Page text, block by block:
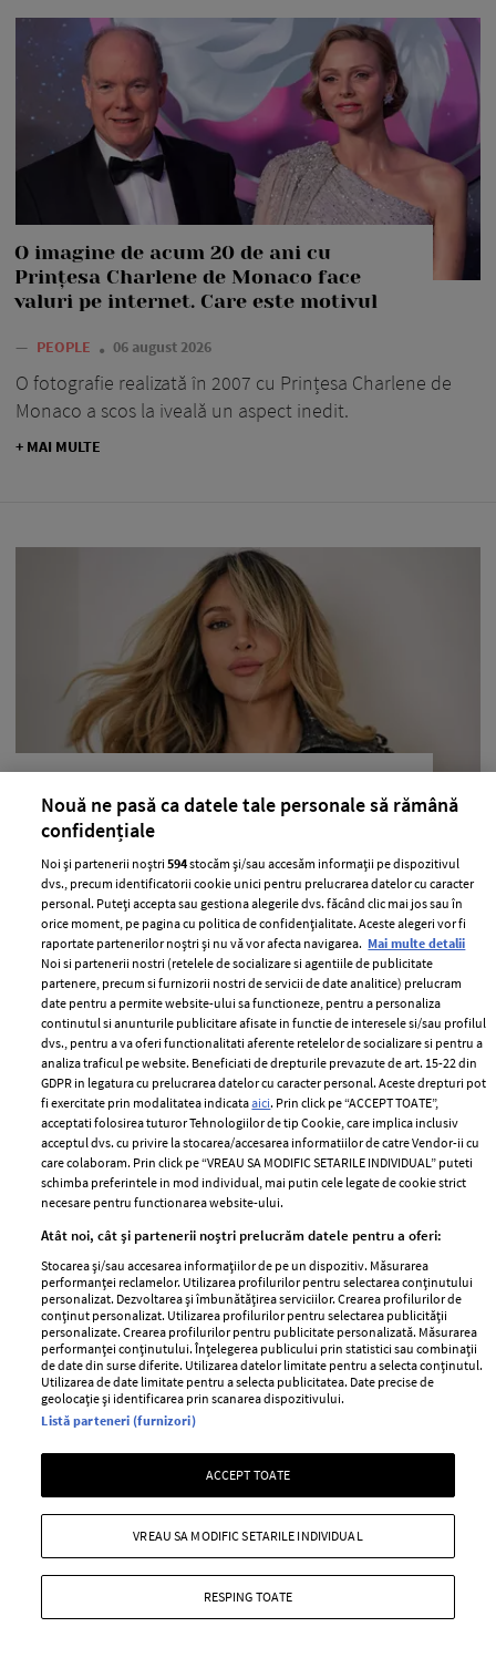
O imagine de acum 20 de ani cu
Prințesa Charlene de Monaco face
valuri pe internet. Care este motivul
— PEOPLE 06 august 2026
O fotografie realizată în 2007 cu Prințesa Charlene de
Monaco a scos la iveală un aspect inedit.
+ MAI MULTE
problemele ei de sănătate. Ce diagnostic
i-au dat medicii
PEOPLE 06 august 2026
Lora a dezvăluit că se confruntă cu mai multe probleme
de sănătate.
+ MAI MULTE
Situația neplăcută prin care a trecut
Anca Serea în timpul călătoriei cu
trenul în Italia, alături de copii: "Suntem
șocați, nu știm ce putem să facem..."
PEOPLE 06 august 2026
Anca Serea a povestit pe rețelele de socializare o situație
extrem de neplăcută prin care ea și copiii ei au trecut.
Nouă ne pasă ca datele tale personale să rămână
confidențiale
Noi și partenerii noștri594stocăm și/sau accesăm informații pe dispozitivul
dvs., precum identificatorii cookie unici pentru prelucrarea datelor cu caracter
personal. Puteți accepta sau gestiona alegerile dvs. făcând clic mai jos sau în
orice moment, pe pagina cu politica de confidențialitate. Aceste alegeri vor fi
raportate partenerilor noștri și nu vă vor afecta navigarea. Mai multe detalii
Noi si partenerii nostri (retelele de socializare si agentiile de publicitate
partenere, precum si furnizorii nostri de servicii de date analitice) prelucram
date pentru a permite website-ului sa functioneze, pentru a personaliza
continutul si anunturile publicitare afisate in functie de interesele si/sau profilul
dvs., pentru a va oferi functionalitati aferente retelelor de socializare si pentru a
analiza traficul pe website. Beneficiati de drepturile prevazute de art. 15-22 din
GDPR in legatura cu prelucrarea datelor cu caracter personal. Aceste drepturi pot
fi exercitate prin modalitatea indicataaici. Prin click pe “ACCEPT TOATE”,
acceptati folosirea tuturor Tehnologiilor de tip Cookie, care implica inclusiv
acceptul dvs. cu privire la stocarea/accesarea informatiilor de catre Vendor-ii cu
care colaboram. Prin click pe “VREAU SA MODIFIC SETARILE INDIVIDUAL” puteti
schimba preferintele in mod individual, mai putin cele legate de cookie strict
necesare pentru functionarea website-ului.
Atât noi, cât și partenerii noștri prelucrăm datele pentru a oferi:
Stocarea și/sau accesarea informațiilor de pe un dispozitiv. Măsurarea
performanței reclamelor. Utilizarea profilurilor pentru selectarea conținutului
personalizat. Dezvoltarea și îmbunătățirea serviciilor. Crearea profilurilor de
conținut personalizat. Utilizarea profilurilor pentru selectarea publicității
personalizate. Crearea profilurilor pentru publicitate personalizată. Măsurarea
performanței conținutului. Înțelegerea publicului prin statistici sau combinații
de date din surse diferite. Utilizarea datelor limitate pentru a selecta conținutul.
Utilizarea de date limitate pentru a selecta publicitatea. Date precise de
geolocație și identificarea prin scanarea dispozitivului.
Listă parteneri (furnizori)
ACCEPT TOATE
RESPING TOATE
VREAU SA MODIFIC SETARILE INDIVIDUAL